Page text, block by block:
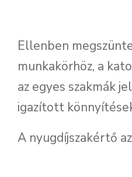
Ellenben
munkakörhöz, a
az egyes szakmák
igazított
A nyugdíjszakértő